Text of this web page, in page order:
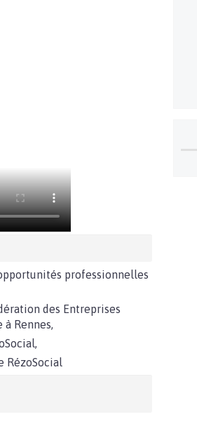
professionnelles
des Entreprises
Rennes,
RézoSocial